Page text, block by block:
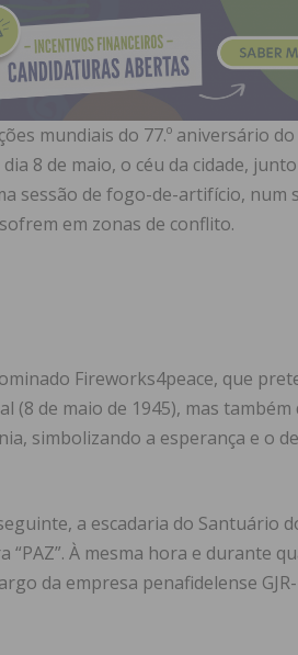
mundiais do 77.º aniversário
8 de maio, o céu da cidade,
sessão de fogo-de-artifício, num
em zonas de conflito.
Fireworks4peace, que
(8 de maio de 1945), mas também
simbolizando a esperança e o
a escadaria do Santuário
À mesma hora e durante
da empresa penafidelense